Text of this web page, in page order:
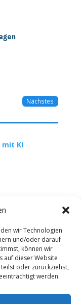
wir Technologien
und/oder darauf
können wir
auf dieser Website
oder zurückziehst,
werden.
Nächstes
KI
AVO UG |
Die ist ein